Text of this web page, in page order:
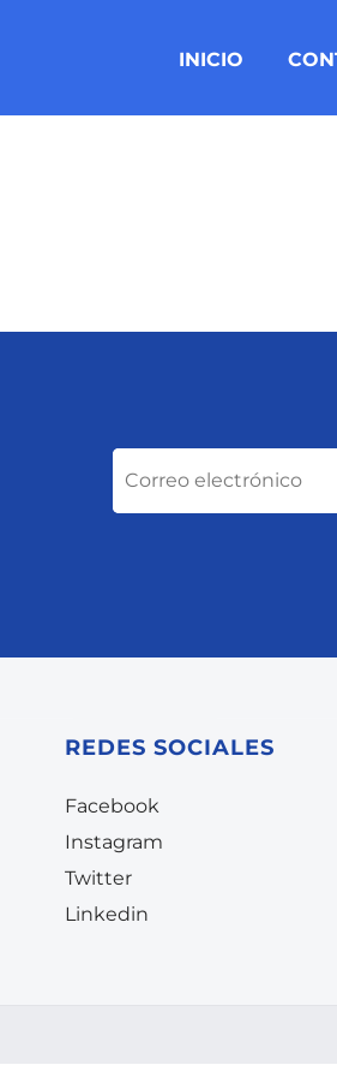
INICIO
REDES SOCIALES
Facebook
Instagram
Twitter
Linkedin